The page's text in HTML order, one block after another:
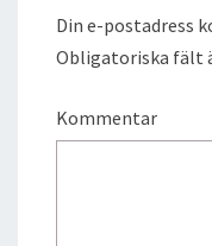
Din e-postadress
Obligatoriska fält
Kommentar